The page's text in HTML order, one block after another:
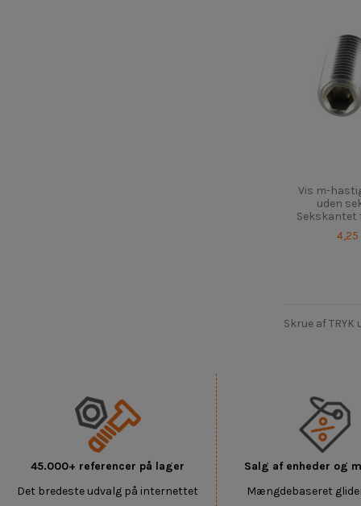
Vis m-
uden
Sekskantet
4,25
Skrue af
45.000+ referencer på lager
Det bredeste udvalg på internettet
Salg af enheder og
Mængdebaseret